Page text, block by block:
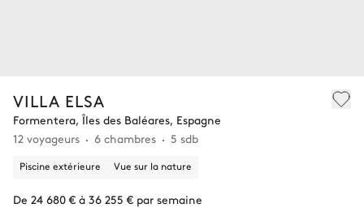
VILLA ELSA
Formentera, Îles des Baléares, Espagne
12 voyageurs
6 chambres 5 sdb
Piscine extérieure Vue sur la nature
De 24 680 € à 36 255 € par semaine